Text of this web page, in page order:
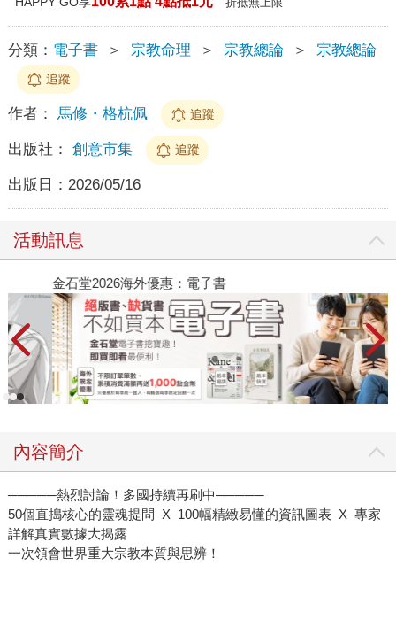
分類： 電子書 ＞ 宗教命理 ＞ 宗教總論 ＞ 宗教總論
追蹤
作者： 馬修・格杭佩 追蹤
出版社： 創意市集 追蹤
出版日： 2026/05/16
活動訊息
金石堂2026海外優惠：電子書
內容簡介
─────熱烈討論！多國持續再刷中─────
50個直搗核心的靈魂提問 X 100幅精緻易懂的資訊圖表 X 專家
詳解真實數據大揭露
一次領會世界重大宗教本質與思辨！